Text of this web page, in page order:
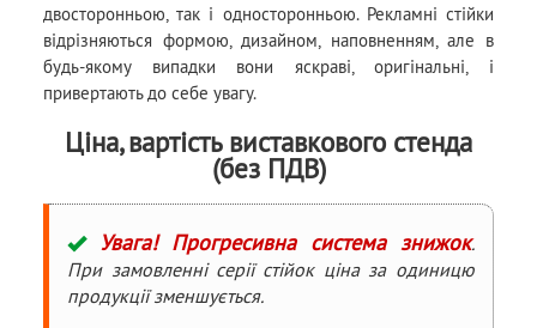
двосторонньою, так і односторонньою. Рекламні стійки
відрізняються формою, дизайном, наповненням, але в
будь-якому випадки вони яскраві, оригінальні, і
привертають до себе увагу.
Ціна, вартість виставкового стенда
(без ПДВ)
Увага! Прогресивна система знижок.
При замовленні серії стійок ціна за одиницю
продукції зменшується.